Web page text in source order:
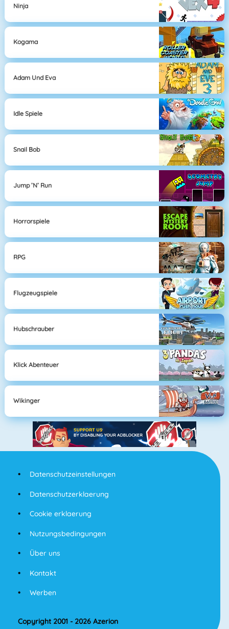
Ninja
Kogama
Adam Und Eva
Idle Spiele
Snail Bob
Jump ’n’ Run
Horrorspiele
RPG
Flugzeugspiele
Hubschrauber
Klick Abenteuer
Wikinger
Datenschutzeinstellungen
Datenschutzerklaerung
Cookie erklaerung
Nutzungsbedingungen
Über uns
Kontakt
Werben
Copyright 2001 - 2026 Azerion